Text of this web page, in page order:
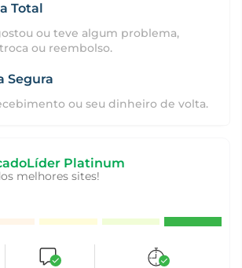
Total
ou teve algum problema,
ou reembolso.
Segura
ou seu dinheiro de volta.
Platinum
melhores sites!